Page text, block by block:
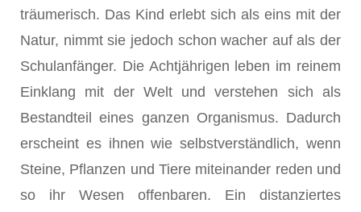
träumerisch. Das Kind erlebt sich als eins mit der
Natur, nimmt sie jedoch schon wacher auf als der
Schulanfänger. Die Achtjährigen leben im reinem
Einklang mit der Welt und verstehen sich als
Bestandteil eines ganzen Organismus. Dadurch
erscheint es ihnen wie selbstverständlich, wenn
Steine, Pflanzen und Tiere miteinander reden und
so ihr Wesen offenbaren. Ein distanziertes